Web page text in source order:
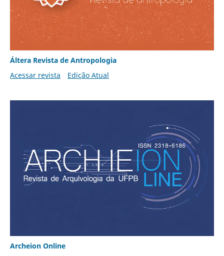
Áltera Revista de Antropologia
Acessar revista
Edição Atual
Archeion Online